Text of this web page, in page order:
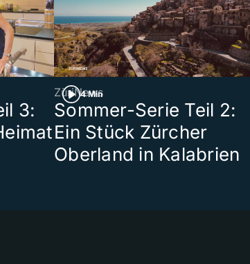
3:
4 Min
ZüriNews
Sommer-Serie Teil 2:
Ein Stück Zürcher
Oberland in Kalabrien